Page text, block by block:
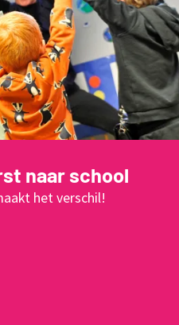
naar school
het verschil!